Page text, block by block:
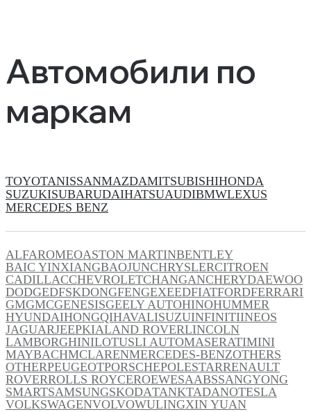
Автомобили по
маркам
TOYOTANISSANMAZDAMITSUBISHIHONDA
SUZUKISUBARUDAIHATSUAUDIBMWLEXUS
MERCEDES BENZ
ALFAROMEOASTON MARTINBENTLEY
BAIC YINXIANGBAOJUNCHRYSLERCITROEN
CADILLACCHEVROLETCHANGANCHERYDAEWOO
DODGEDFSKDONGFENGEXEEDFIATFORDFERRARI
GMGMCGENESISGEELY AUTOHINOHUMMER
HYUNDAIHONGQIHAVALISUZUINFINITIINEOS
JAGUARJEEPKIALAND ROVERLINCOLN
LAMBORGHINILOTUSLI AUTOMASERATIMINI
MAYBACHMCLARENMERCEDES-BENZOTHERS
OTHERPEUGEOTPORSCHEPOLESTARRENAULT
ROVERROLLS ROYCEROEWESAABSSANGYONG
SMARTSAMSUNGSKODATANKTADANOTESLA
VOLKSWAGENVOLVOWULINGXIN YUAN